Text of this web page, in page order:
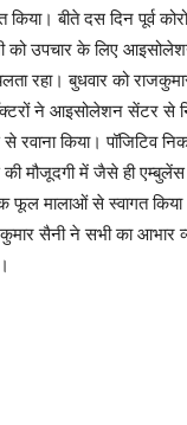
बीते दस दिन पूर्व
को उपचार के लिए
रहा। बुधवार को राजकुमार
ने आइसोलेशन सेंटर से
रवाना किया। पॉजिटिव
की मौजूदगी में जैसे ही
मालाओं से स्वागत
सैनी ने सभी का आभार